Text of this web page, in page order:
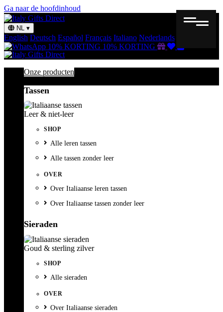
Ga naar de hoofdinhoud
NL ▾
English Deutsch Español Français Italiano Nederlands
10% KORTING 10% KORTING Cadeaubon
Onze producten
Tassen
Leer & niet-leer
SHOP
Alle leren tassen
Alle tassen zonder leer
OVER
Over Italiaanse leren tassen
Over Italiaanse tassen zonder leer
Sieraden
Goud & sterling zilver
SHOP
Alle sieraden
OVER
Over Italiaanse sieraden